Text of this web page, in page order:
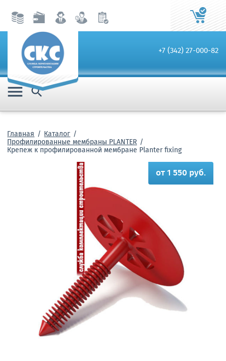
+7 (342) 27-000-82
 
Главная Каталог
Профилированные мембраны PLANTER
Крепеж к профилированной мембране Planter fixing
от 1 550 руб.